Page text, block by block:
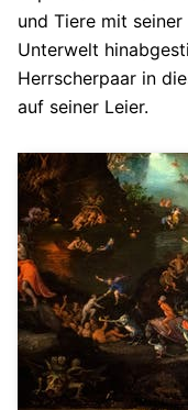
und Tiere mit
Unterwelt
Herrscherpaar in
auf seiner Leier.